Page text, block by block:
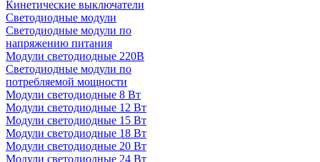
Кинетические выключатели
Светодиодные модули
Светодиодные модули по
напряжению питания
Модули светодиодные 220В
Светодиодные модули по
потребляемой мощности
Модули светодиодные 8 Вт
Модули светодиодные 12 Вт
Модули светодиодные 15 Вт
Модули светодиодные 18 Вт
Модули светодиодные 20 Вт
Модули светодиодные 24 Вт